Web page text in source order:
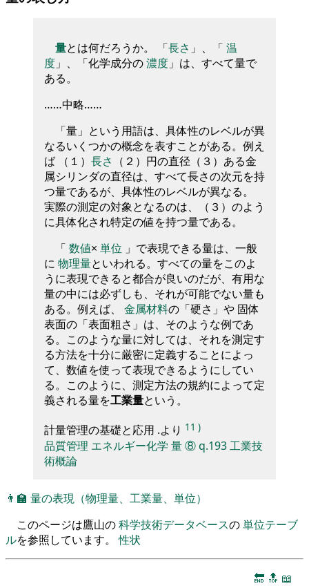
量とは何だろうか。 「長さ 」、「 温
度 」、「化学成分の濃度 」は、すべて量で
ある。
……中略……
「量」という用語は、具体性のレベルが異
なるいくつかの概念を表すことがある。例え
ば （１） 長さ （２）円の直径（３）ある金
属シリンダの直径は、すべて長さの次元を持
つ量であるが、具体性のレベルが異なる。
実際の測定の対象となるのは、（３）のよう
に具体化され特定の値を持つ量である。
「 数値× 単位 」で表現できる量は、一般
に 物理量といわれる。すべての量をこのよ
うに表現できると都合が良いのだが、有用な
量の中には必ずしも、それが可能でない量も
ある。例えば、 金属材料の「硬さ」や 固体
表面の「表面粗さ」は、そのような例であ
る。このような量に対しては、それを測定す
る方法を十分に厳密に定義することによっ
て、数値を使って表現できるようにしてい
る。このように、測定方法の規約によって定
義される量を工業量という。
計量管理の基礎と応用 .より 11 )
品質管理 エネルギー化学 量⑧q.193工業技
術概論
👨‍🏫 量の表現（物理量、工業量、単位）
このページは鷹山の科学技術データベースの単位テーブ
ルを参照しています。性状
🔚 🔝 📖